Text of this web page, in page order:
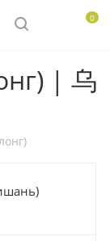
0
| 乌